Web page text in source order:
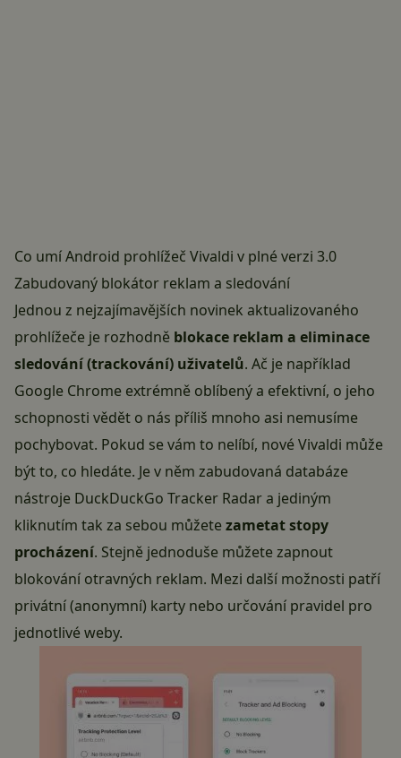
Co umí Android prohlížeč Vivaldi v plné verzi 3.0
Zabudovaný blokátor reklam a sledování
Jednou z nejzajímavějších novinek aktualizovaného
prohlížeče je rozhodně blokace reklam a eliminace
sledování (trackování) uživatelů. Ač je například
Google Chrome extrémně oblíbený a efektivní, o jeho
schopnosti vědět o nás příliš mnoho asi nemusíme
pochybovat. Pokud se vám to nelíbí, nové Vivaldi může
být to, co hledáte. Je v něm zabudovaná databáze
nástroje DuckDuckGo Tracker Radar a jediným
kliknutím tak za sebou můžetezametat stopy
procházení. Stejně jednoduše můžete zapnout
blokování otravných reklam. Mezi další možnosti patří
privátní (anonymní) karty nebo určování pravidel pro
jednotlivé weby.